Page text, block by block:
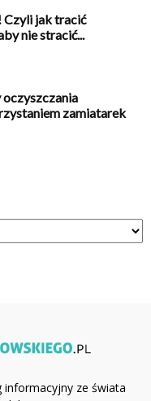
Czyli jak tracić
nie stracić...
zamiatarek
informacyjny ze świata